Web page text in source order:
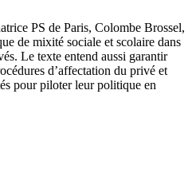
PS de Paris, Colombe Brossel,
de mixité sociale et scolaire dans
Le texte entend aussi garantir
d’affectation du privé et
pour piloter leur politique en